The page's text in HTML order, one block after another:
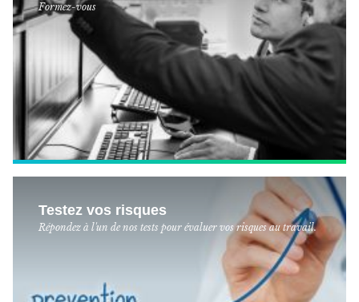
Formez-vous
Testez vos risques
Répondez à l'un de nos tests pour évaluer vos risques au travail.